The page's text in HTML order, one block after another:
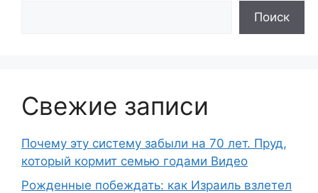
Поиск
Свежие записи
Почему эту систему забыли на 70 лет. Пруд,
который кормит семью годами Видео
Рожденные побеждать: как Израиль взлетел